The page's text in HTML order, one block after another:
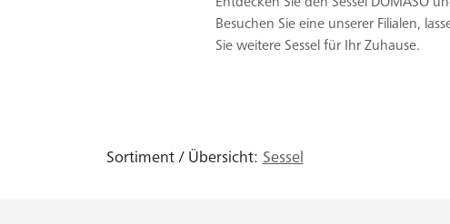
Besuchen Sie eine unserer Filialen,
Sie weitere Sessel für Ihr Zuhause.
Sortiment / Übersicht: Sessel